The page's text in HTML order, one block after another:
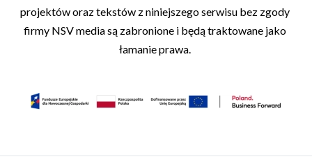
projektów oraz tekstów z niniejszego serwisu bez zgody
firmy NSV media są zabronione i będą traktowane jako
łamanie prawa.